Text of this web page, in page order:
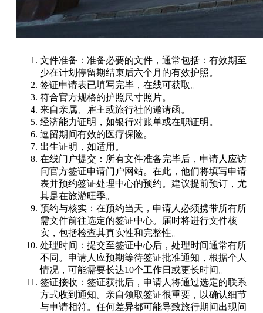
文件准备：准备必要的文件，通常包括：有效期至
少在计划停留期结束后六个月的有效护照。
签证申请表已填写完毕，在线可获取。
符合官方规格的护照尺寸照片。
来自亲属、雇主或旅行社的邀请函。
经济能力证明，如银行对账单或在职证明。
逗留期间有效的医疗保险。
出生证明，如适用。
在线门户提交：所有文件准备完毕后，申请人应访
问官方签证申请门户网站。在此，他们将填写申请
表并预约签证处理中心的预约。建议提前预订，尤
其是在旅游旺季。
预约与核实：在预约当天，申请人必须携带所有所
需文件前往选定的签证中心。届时将进行文件核
实，包括检查其真实性和完整性。
处理时间：提交至签证中心后，处理时间通常有所
不同。申请人应预期等待签证批准通知，根据个人
情况，可能需要长达10个工作日或更长时间。
签证接收：签证获批后，申请人将通过选定的联系
方式收到通知。亲自领取签证很重要，以确认细节
与申请相符。任何差异都可能导致旅行期间出现问